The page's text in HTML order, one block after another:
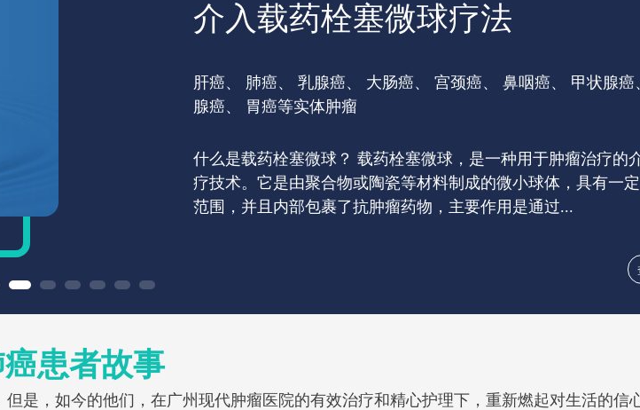
介入载药栓塞微球疗法
肝癌、 肺癌、 乳腺癌、 大肠癌、 宫颈癌、 鼻咽癌、 甲状腺癌
腺癌、 胃癌等实体肿瘤
什么是载药栓塞微球？ 载药栓塞微球，是一种用于肿瘤治疗的
疗技术。它是由聚合物或陶瓷等材料制成的微小球体，具有一
范围，并且内部包裹了抗肿瘤药物，主要作用是通过...
患者故事
是，如今的他们，在广州现代肿瘤医院的有效治疗和精心护理下，重新燃起对生活的信